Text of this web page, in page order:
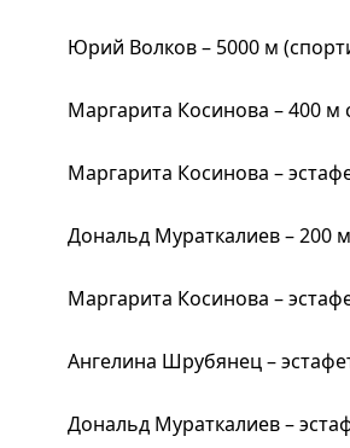
Юрий Волков – 5000 м
Маргарита Косинова – 400 м
Маргарита Косинова –
Дональд Мураткалиев – 200 м
Маргарита Косинова –
Ангелина Шрубянец –
Дональд Мураткалиев –